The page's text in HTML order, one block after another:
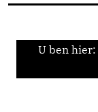
U ben hier: